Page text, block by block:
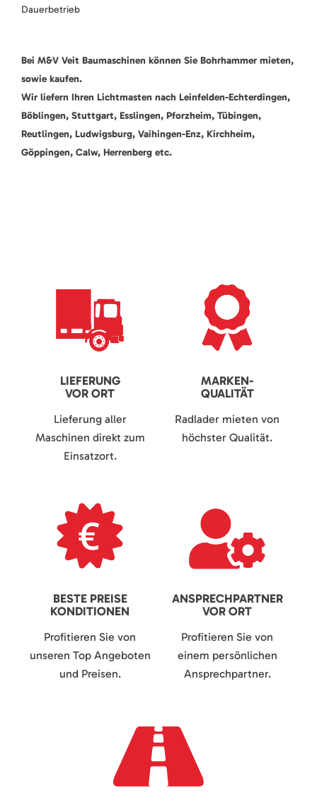
Dauerbetrieb
Bei M&V Veit Baumaschinen können Sie Bohrhammer mieten,
sowie kaufen.
Wir liefern Ihren Lichtmasten nach Leinfelden-Echterdingen,
Böblingen, Stuttgart, Esslingen, Pforzheim, Tübingen,
Reutlingen, Ludwigsburg, Vaihingen-Enz, Kirchheim,
Göppingen, Calw, Herrenberg etc.
LIEFERUNG
VOR ORT
Lieferung aller
Maschinen direkt zum
Einsatzort.
MARKEN-
QUALITÄT
Radlader mieten von
höchster Qualität.
BESTE PREISE
KONDITIONEN
Profitieren Sie von
unseren Top Angeboten
und Preisen.
ANSPRECHPARTNER
VOR ORT
Profitieren Sie von
einem persönlichen
Ansprechpartner.